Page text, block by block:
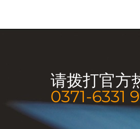
请拨打官方
0371-6331